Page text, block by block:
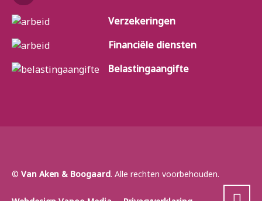
Verzekeringen
Financiële diensten
Belastingaangifte
© Van Aken & Boogaard. Alle rechten voorbehouden.